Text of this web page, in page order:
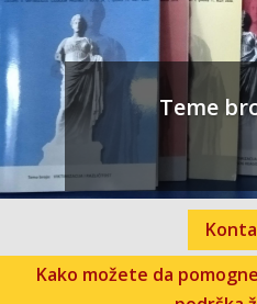
Teme
Kako možete da